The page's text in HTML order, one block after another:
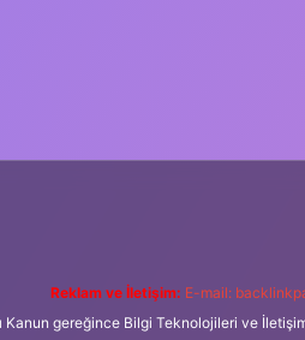
Reklam ve İletişim: E-mail:
Kanun gereğince Bilgi Teknolojileri ve